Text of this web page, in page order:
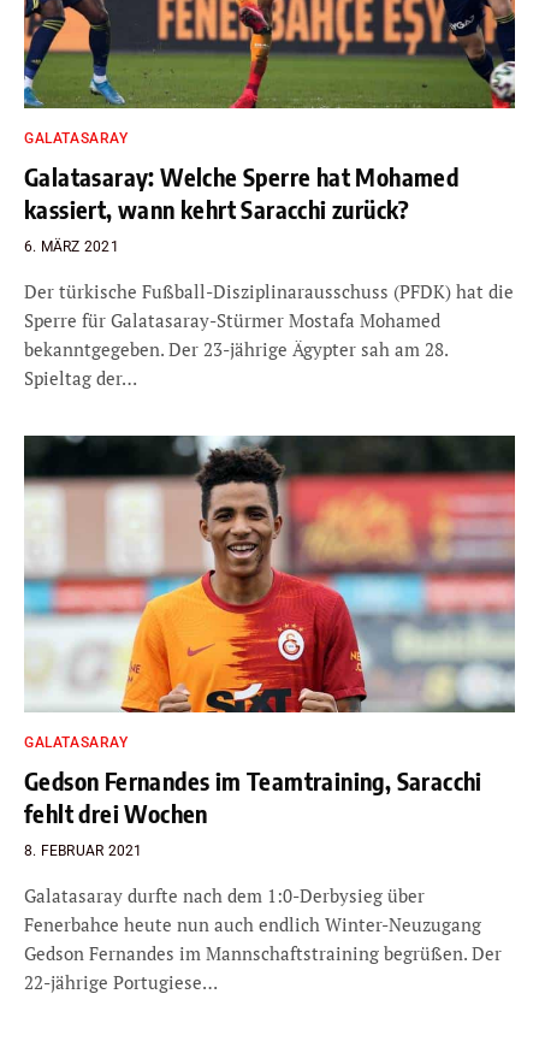
GALATASARAY
Galatasaray: Welche Sperre hat Mohamed
kassiert, wann kehrt Saracchi zurück?
6. MÄRZ 2021
Der türkische Fußball-Disziplinarausschuss (PFDK) hat die
Sperre für Galatasaray-Stürmer Mostafa Mohamed
bekanntgegeben. Der 23-jährige Ägypter sah am 28.
Spieltag der…
GALATASARAY
Gedson Fernandes im Teamtraining, Saracchi
fehlt drei Wochen
8. FEBRUAR 2021
Galatasaray durfte nach dem 1:0-Derbysieg über
Fenerbahce heute nun auch endlich Winter-Neuzugang
Gedson Fernandes im Mannschaftstraining begrüßen. Der
22-jährige Portugiese…